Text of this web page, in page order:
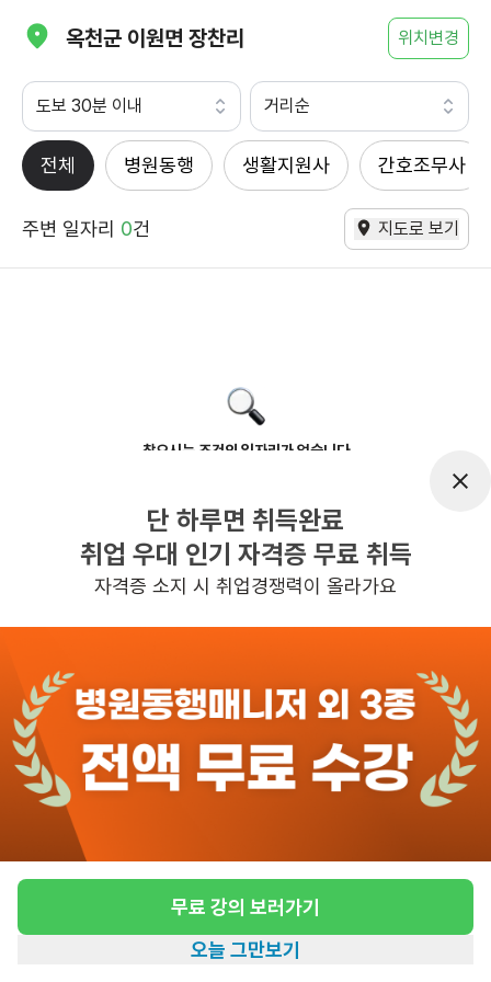
옥천군 이원면 장찬리 위치변경
도보 30분 이내 거리순
전체 병원동행 생활지원사 간호조무사
주변 일자리 0건 지도로 보기
찾으시는 조건의 일자리가 없습니다
반경 3KM 이내의 일자리 확인하기
단 하루면 취득완료
취업 우대 인기 자격증 무료 취득
자격증 소지 시 취업경쟁력이 올라가요
무료 강의 보러가기
오늘 그만보기